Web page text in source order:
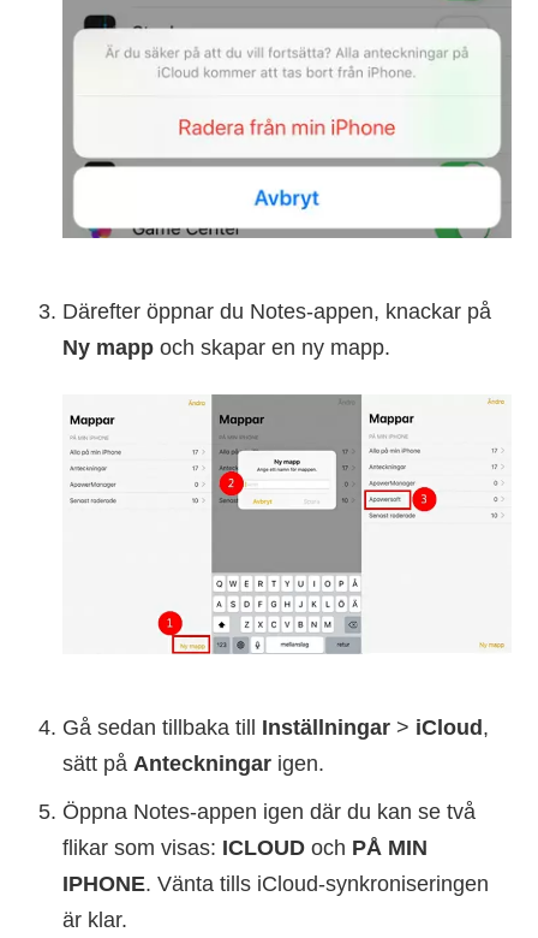
Därefter öppnar du Notes-appen, knackar på
Ny mapp och skapar en ny mapp.
Gå sedan tillbaka till Inställningar > iCloud ,
sätt påAnteckningar igen.
Öppna Notes-appen igen där du kan se två
flikar som visas: ICLOUD och PÅ MIN
IPHONE. Vänta tills iCloud-synkroniseringen
är klar.